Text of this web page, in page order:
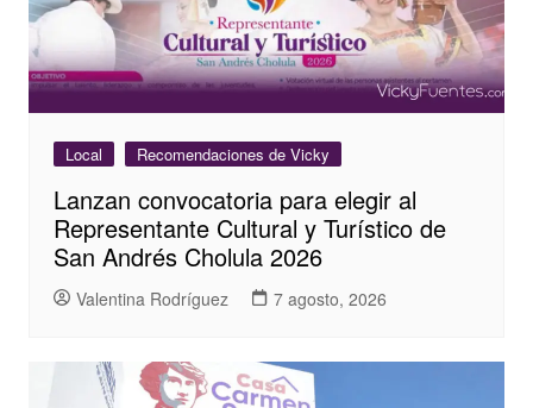
Local Recomendaciones de Vicky
Lanzan convocatoria para elegir al
Representante Cultural y Turístico de
San Andrés Cholula 2026
Valentina Rodríguez 7 agosto, 2026